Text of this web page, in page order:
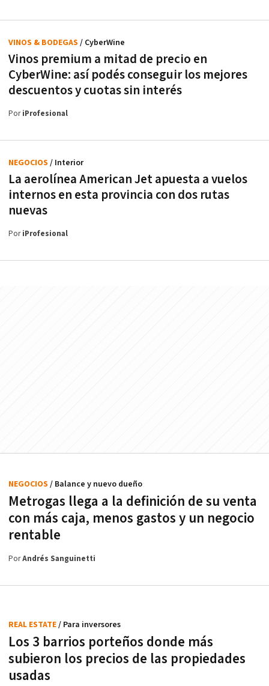
Vinos premium a mitad de precio en
CyberWine: así podés conseguir los mejores
descuentos y cuotas sin interés
VINOS & BODEGAS / CyberWine
PoriProfesional
La aerolínea American Jet apuesta a vuelos
internos en esta provincia con dos rutas
nuevas
NEGOCIOS / Interior
PoriProfesional
Metrogas llega a la definición de su venta
con más caja, menos gastos y un negocio
rentable
NEGOCIOS / Balance y nuevo dueño
PorAndrés Sanguinetti
Los 3 barrios porteños donde más
subieron los precios de las propiedades
usadas
REAL ESTATE/ Para inversores